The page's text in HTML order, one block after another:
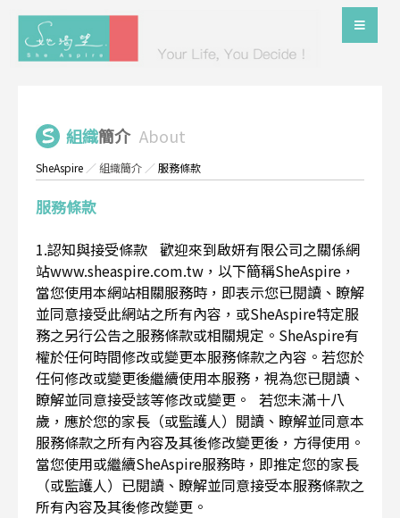
組織簡介 About
SheAspire ／組織簡介 ／服務條款
服務條款
1.認知與接受條款 歡迎來到啟妍有限公司之關係網
站www.sheaspire.com.tw，以下簡稱SheAspire，
當您使用本網站相關服務時，即表示您已閱讀、瞭解
並同意接受此網站之所有內容，或SheAspire特定服
務之另行公告之服務條款或相關規定。SheAspire有
權於任何時間修改或變更本服務條款之內容。若您於
任何修改或變更後繼續使用本服務，視為您已閱讀、
瞭解並同意接受該等修改或變更。 若您未滿十八
歲，應於您的家長（或監護人）閱讀、瞭解並同意本
服務條款之所有內容及其後修改變更後，方得使用。
當您使用或繼續SheAspire服務時，即推定您的家長
（或監護人）已閱讀、瞭解並同意接受本服務條款之
所有內容及其後修改變更。